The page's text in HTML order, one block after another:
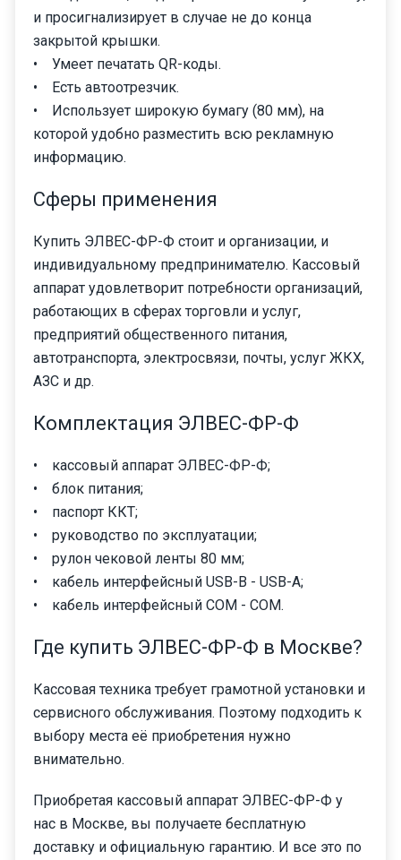
и просигнализирует в случае не до конца
закрытой крышки.
• Умеет печатать QR-коды.
• Есть автоотрезчик.
• Использует широкую бумагу (80 мм), на
которой удобно разместить всю рекламную
информацию.
Сферы применения
Купить ЭЛВЕС-ФР-Ф стоит и организации, и
индивидуальному предпринимателю. Кассовый
аппарат удовлетворит потребности организаций,
работающих в сферах торговли и услуг,
предприятий общественного питания,
автотранспорта, электросвязи, почты, услуг ЖКХ,
АЗС и др.
Комплектация ЭЛВЕС-ФР-Ф
• кассовый аппарат ЭЛВЕС-ФР-Ф;
• блок питания;
• паспорт ККТ;
• руководство по эксплуатации;
• рулон чековой ленты 80 мм;
• кабель интерфейсный USB-B - USB-A;
• кабель интерфейсный COM - COM.
Где купить ЭЛВЕС-ФР-Ф в Москве?
Кассовая техника требует грамотной установки и
сервисного обслуживания. Поэтому подходить к
выбору места её приобретения нужно
внимательно.
Приобретая кассовый аппарат ЭЛВЕС-ФР-Ф у
нас в Москве, вы получаете бесплатную
доставку и официальную гарантию. И все это по